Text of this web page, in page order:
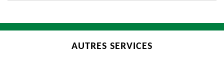
AUTRES SERVICES